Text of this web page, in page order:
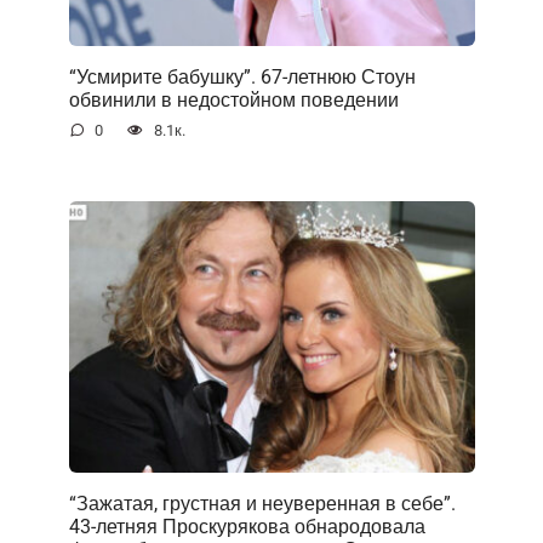
“Усмирите бабушку”. 67-летнюю Стоун
обвинили в недостойном поведении
0 8.1к.
“Зажатая, грустная и неуверенная в себе”.
43-летняя Проскурякова обнародовала